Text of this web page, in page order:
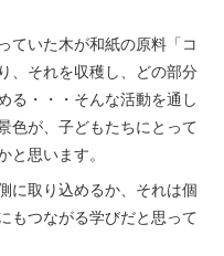
ていた木が和紙の原料「コ
、それを収穫し、どの部分
る・・・そんな活動を通し
色が、子どもたちにとって
思います。
に取り込めるか、それは個
もつながる学びだと思って